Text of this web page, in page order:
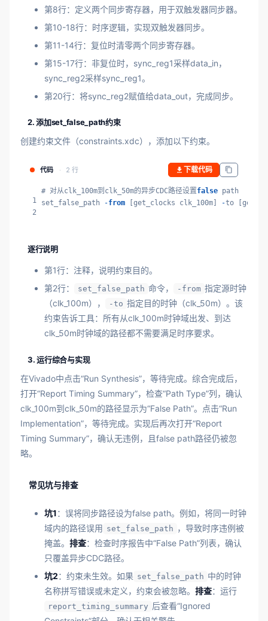
第8行：定义两个同步寄存器，用于双触发器同步器。
第10-18行：时序逻辑，实现双触发器同步。
第11-14行：复位时清零两个同步寄存器。
第15-17行：非复位时，sync_reg1采样data_in，
sync_reg2采样sync_reg1。
第20行：将sync_reg2赋值给data_out，完成同步。
2. 添加set_false_path约束
创建约束文件（constraints.xdc），添加以下约束。
代码 2 行 下载代码
1
2
# 对从clk_100m到clk_50m的异步CDC路径设置false path
set_false_path
-from [get_clocks clk_100m] -to
逐行说明
第1行：注释，说明约束目的。
第2行：
set_false_path 命令， -from 指定源时钟
（clk_100m），
-to 指定目的时钟（clk_50m）。该
约束告诉工具：所有从clk_100m时钟域出发、到达
clk_50m时钟域的路径都不需要满足时序要求。
3. 运行综合与实现
在Vivado中点击“Run Synthesis”，等待完成。综合完成后，
打开“Report Timing Summary”，检查“Path Type”列，确认
clk_100m到clk_50m的路径显示为“False Path”。点击“Run
Implementation”，等待完成。实现后再次打开“Report
Timing Summary”，确认无违例，且false path路径仍被忽
略。
常见坑与排查
坑1：误将同步路径设为false path。例如，将同一时钟
域内的路径误用 set_false_path ，导致时序违例被
掩盖。 排查：检查时序报告中“False Path”列表，确认
只覆盖异步CDC路径。
坑2：约束未生效。如果 set_false_path 中的时钟
名称拼写错误或未定义，约束会被忽略。 排查：运行
report_timing_summary 后查看“Ignored